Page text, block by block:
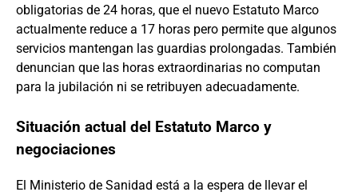
obligatorias de 24 horas, que el nuevo Estatuto Marco
actualmente reduce a 17 horas pero permite que algunos
servicios mantengan las guardias prolongadas. También
denuncian que las horas extraordinarias no computan
para la jubilación ni se retribuyen adecuadamente.
Situación actual del Estatuto Marco y
negociaciones
El Ministerio de Sanidad está a la espera de llevar el